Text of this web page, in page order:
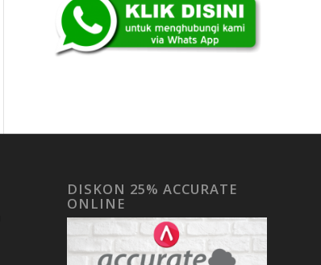
DISKON 25% ACCURATE
ONLINE